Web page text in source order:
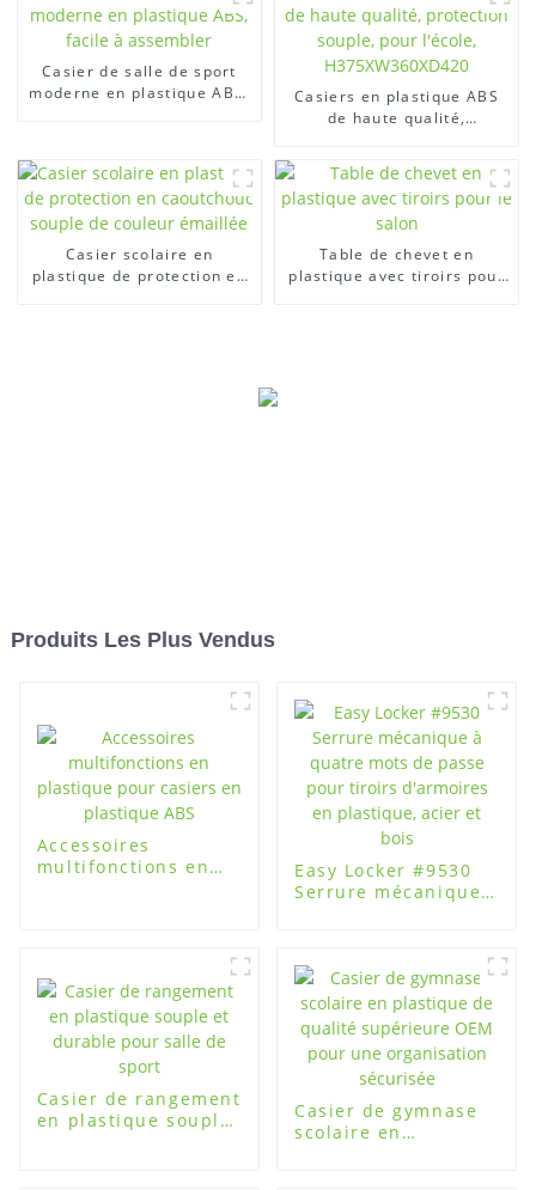
Casier de salle de sport
moderne en plastique ABS,
Casiers en plastique ABS
de haute qualité,
l'école, H375XW360XD420
Casier scolaire en
plastique de protection en
Table de chevet en
plastique avec tiroirs pour
Produits Les Plus Vendus
Accessoires
multifonctions en
Easy Locker #9530
Serrure mécanique
plastique, acier et
bois
Casier de rangement
en plastique souple
Casier de gymnase
scolaire en